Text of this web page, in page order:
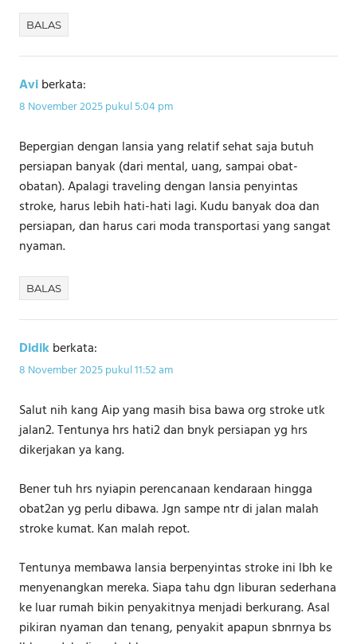
BALAS
Aviberkata:
8 November 2025 pukul 5:04 pm
Bepergian dengan lansia yang relatif sehat saja butuh
persiapan banyak (dari mental, uang, sampai obat-
obatan). Apalagi traveling dengan lansia penyintas
stroke, harus lebih hati-hati lagi. Kudu banyak doa dan
persiapan, dan harus cari moda transportasi yang sangat
nyaman.
BALAS
Didikberkata:
8 November 2025 pukul 11:52 am
Salut nih kang Aip yang masih bisa bawa org stroke utk
jalan2. Tentunya hrs hati2 dan bnyk persiapan yg hrs
dikerjakan ya kang.
Bener tuh hrs nyiapin perencanaan kendaraan hingga
obat2an yg perlu dibawa. Jgn sampe ntr di jalan malah
stroke kumat. Kan malah repot.
Tentunya membawa lansia berpenyintas stroke ini lbh ke
menyenangkan mereka. Siapa tahu dgn liburan sederhana
ke luar rumah bikin penyakitnya menjadi berkurang. Asal
pikiran nyaman dan tenang, penyakit apapun sbnrnya bs